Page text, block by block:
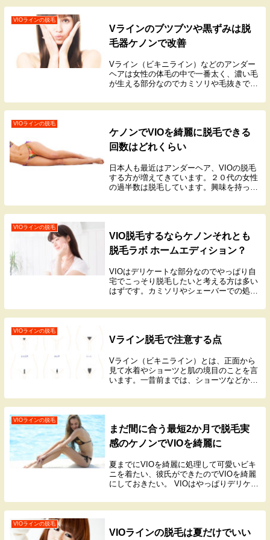
VIOラインの脱毛
Vラインのブツブツや黒ずみは脱
毛器ケノンで改善
Vライン（ビキニライン）などのアンダー
ヘアは女性の体毛の中で一番太く、濃い毛
が生える部分なのでカミソリや毛抜きで処
ってしまいます。カミソリで繰り返し処理
しているとどんどん毛穴が大きくなり、皮
は悪影響を及ぼします。
VIOラインの脱毛
ケノンでVIOを綺麗に脱毛できる
回数はどれくらい
日本人も最近はアンダーヘア、VIOの脱毛
する方が増えてきています。２０代の女性
の過半数は脱毛しています。興味を持って
関心があるそうです。また、シェーバーな
どでのVIO脱毛に限界を感じている方も多
ようです。
VIOラインの脱毛
VIO脱毛するならケノンそれとも
脱毛ラボ ホームエディション？
VIOはデリケートな部分なのでやっぱり自
宅でこっそり脱毛したいと考える方は多い
はずです。カミソリやシェーバーでの処理
ります。そこで、自宅でもサロン並みの脱
毛実感できると、圧倒的に人気のフラッシ
VIOラインの脱毛
Vライン脱毛で注意する点
Vライン（ビキニライン）とは、正面から
見て水着やショーツと肌の境目のことを言
います。一昔前までは、ショーツなどから
リなどで処理するのが普通でしたが、現在
はVライン脱毛といってもショーツで隠れ
VIOラインの脱毛
まだ間に合う最短2か月で脱毛実
感のケノンでVIOを綺麗に
夏までにVIOを綺麗に処理して可愛いビキ
ニを着たい、彼氏ができたのでVIOを綺麗
にしておきたい。 VIOはやっぱりデリケー
れの原因になったり黒ずんだりしてしまい
ます。 光で脱毛処理するケノンは仕上がり
す。しかし、脱毛の即効性はなく、脱毛さ
VIOラインの脱毛
VIOラインの脱毛は夏だけでいい